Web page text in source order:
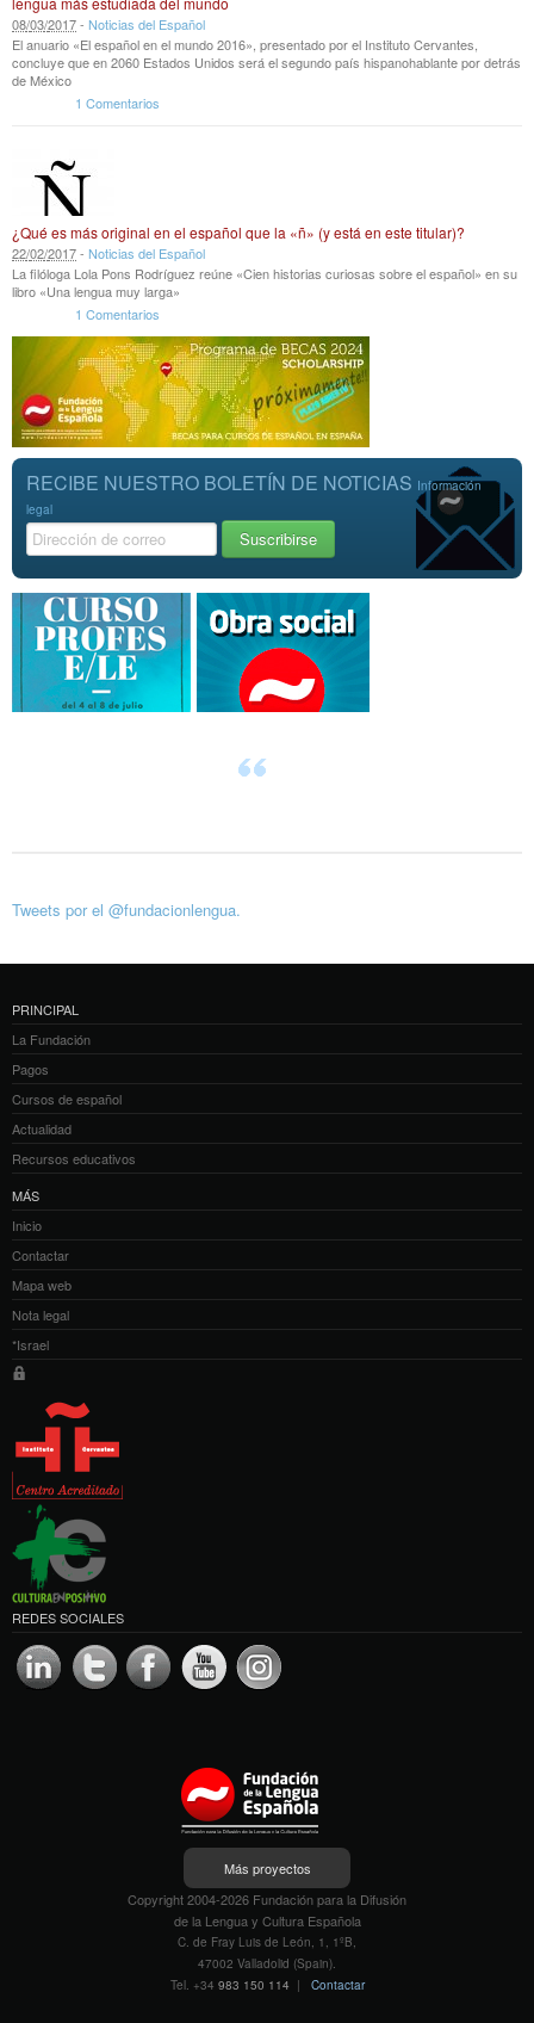
08/03/2017- Noticias del Español
El anuario «El español en el mundo 2016», presentado por el Instituto Cervantes,
concluye que en 2060 Estados Unidos será el segundo país hispanohablante por detrás
de México
1 Comentarios
¿Qué es más original en el español que la «ñ» (y está en este titular)?
22/02/2017- Noticias del Español
La filóloga Lola Pons Rodríguez reúne «Cien historias curiosas sobre el español» en su
libro «Una lengua muy larga»
1 Comentarios
RECIBE NUESTRO BOLETÍN DE NOTICIAS Información
legal
Tweets por el @fundacionlengua.
PRINCIPAL
La Fundación
Pagos
Cursos de español
Actualidad
Recursos educativos
MÁS
Inicio
Contactar
Mapa web
Nota legal
*Israel
REDES SOCIALES
Más proyectos
Copyright 2004-2026 Fundación para la Difusión
de la Lengua y Cultura Española
C. de Fray Luis de León, 1, 1ºB,
47002 Valladolid (Spain).
Tel. +34 983 150 114 | Contactar